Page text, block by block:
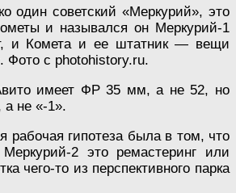
один советский «Меркурий», это
и назывался он Меркурий-1
и Комета и ее штатник — вещи
Фото с photohistory.ru.
имеет ФР 35 мм, а не 52, но
а не «-1».
рабочая гипотеза была в том, что
2 это ремастеринг или
чего-то из перспективного парка